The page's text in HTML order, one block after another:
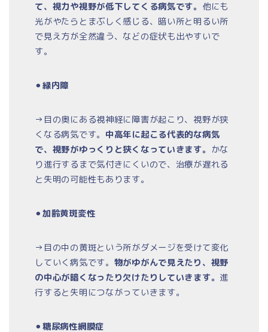
て、視力や視野が低下してくる病気です。 他にも
光がやたらとまぶしく感じる、暗い所と明るい所
で見え方が全然違う、などの症状も出やすいで
す。
⚫︎ 緑内障
→目の奥にある視神経に障害が起こり、視野が狭
くなる病気です。 中高年に起こる代表的な病気
で、視野がゆっくりと狭くなっていきます。 かな
り進行するまで気付きにくいので、治療が遅れる
と失明の可能性もあります。
⚫︎ 加齢黄斑変性
→目の中の黄斑という所がダメージを受けて変化
していく病気です。 物がゆがんで見えたり、視野
の中心が暗くなったり欠けたりしていきます。 進
行すると失明につながっていきます。
⚫︎ 糖尿病性網膜症